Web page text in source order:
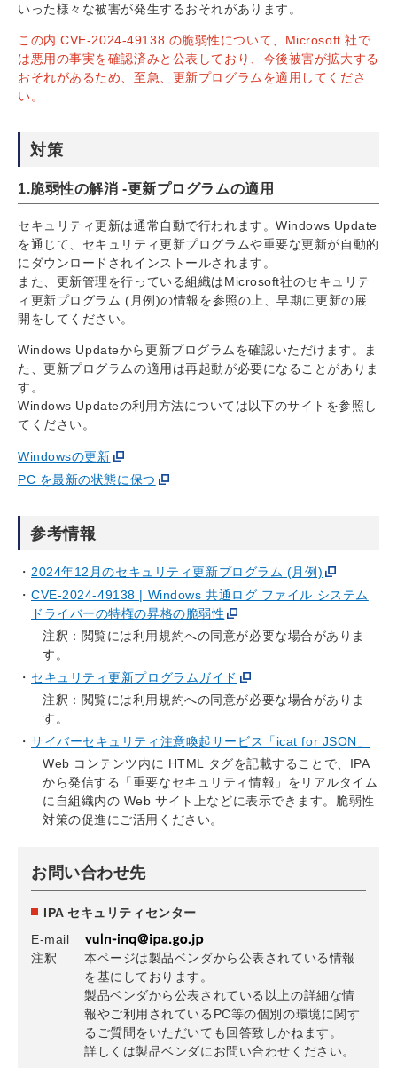
いった様々な被害が発生するおそれがあります。
この内 CVE-2024-49138 の脆弱性について、Microsoft 社で
は悪用の事実を確認済みと公表しており、今後被害が拡大する
おそれがあるため、至急、更新プログラムを適用してくださ
い。
対策
1.脆弱性の解消 -更新プログラムの適用
セキュリティ更新は通常自動で行われます。Windows Update
を通じて、セキュリティ更新プログラムや重要な更新が自動的
にダウンロードされインストールされます。
また、更新管理を行っている組織はMicrosoft社のセキュリテ
ィ更新プログラム (月例)の情報を参照の上、早期に更新の展
開をしてください。
Windows Updateから更新プログラムを確認いただけます。ま
た、更新プログラムの適用は再起動が必要になることがありま
す。
Windows Updateの利用方法については以下のサイトを参照し
てください。
Windowsの更新
PC を最新の状態に保つ
参考情報
2024年12月のセキュリティ更新プログラム (月例)
CVE-2024-49138 | Windows 共通ログ ファイル システム
ドライバーの特権の昇格の脆弱性
注釈：閲覧には利用規約への同意が必要な場合がありま
す。
セキュリティ更新プログラムガイド
注釈：閲覧には利用規約への同意が必要な場合がありま
す。
サイバーセキュリティ注意喚起サービス「icat for JSON」
Web コンテンツ内に HTML タグを記載することで、IPA
から発信する「重要なセキュリティ情報」をリアルタイム
に自組織内の Web サイト上などに表示できます。脆弱性
対策の促進にご活用ください。
お問い合わせ先
IPA セキュリティセンター
E-mail
注釈
本ページは製品ベンダから公表されている情報
を基にしております。
製品ベンダから公表されている以上の詳細な情
報やご利用されているPC等の個別の環境に関す
るご質問をいただいても回答致しかねます。
詳しくは製品ベンダにお問い合わせください。